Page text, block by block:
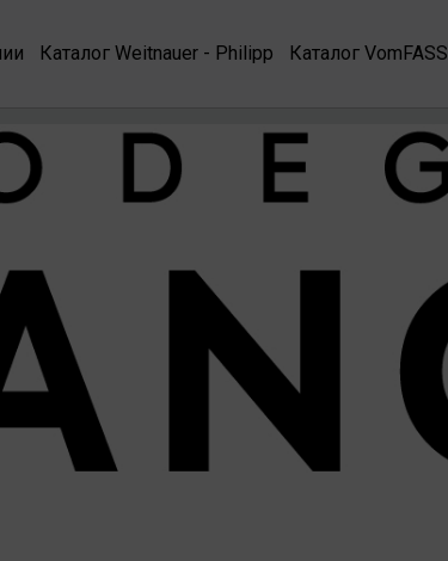
Каталог Weitnauer - Philipp Каталог VomFASS